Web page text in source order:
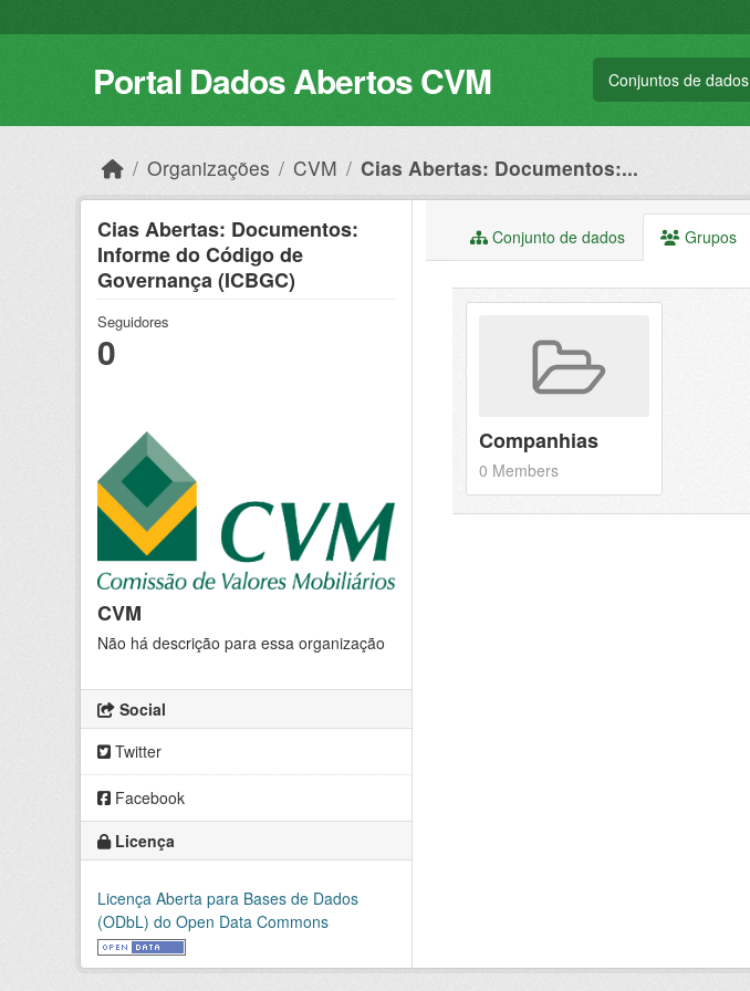
Portal Dados Abertos CVM Conjuntos de dados
Organizações CVM Cias Abertas: Documentos:...
Cias Abertas: Documentos:
Informe do Código de
Governança (ICBGC)
Seguidores
0
CVM
Não há descrição para essa organização
Social
Twitter
Facebook
Licença
Licença Aberta para Bases de Dados
(ODbL) do Open Data Commons
Conjunto de dados Grupos
Companhias
0 Members